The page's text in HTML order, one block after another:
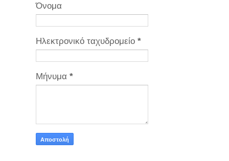
Όνομα
Ηλεκτρονικό ταχυδρομείο *
Μήνυμα *